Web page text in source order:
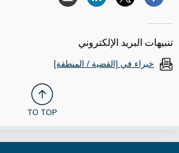
تنبيهات البريد الإلكتروني
خبراء في [القضية / المنطقة]
TO TOP